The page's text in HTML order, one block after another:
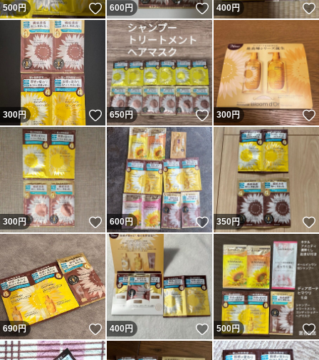
500円 いいね！
600円 いいね！
400円
300円 いいね！
650円 いいね！
300円
300円 いいね！
600円 いいね！
350円
690円 いいね！
400円 いいね！
500円